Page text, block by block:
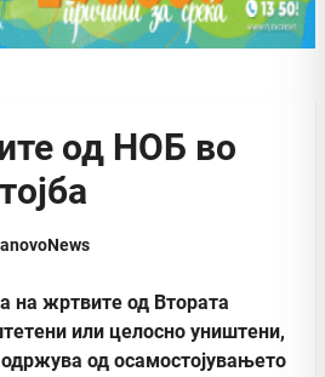
од НОБ во
на жртвите од Втората
или целосно уништени,
одржува од осамостојувањето